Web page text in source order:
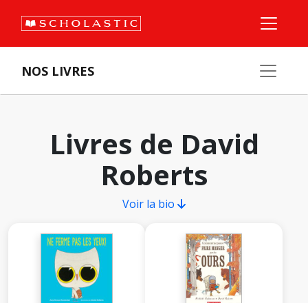
NOS LIVRES
Livres de David
Roberts
Voir la bio